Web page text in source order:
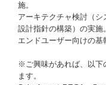
施。
アーキテクチャ検討（
設計指針の構築）の実施。
エンドユーザー向けの基
※ご興味があれば、以下
ます。